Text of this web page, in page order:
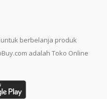
berbelanja produk
adalah Toko Online